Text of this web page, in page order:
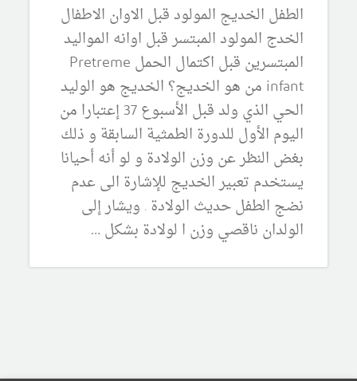
الطفل الخديج المولود قبل الاوان الاطفال
الخدج المولود المبتسر قبل اوانه المواليد
المبتسرين قبل اكتمال الحمل Pretreme
infant من هو الخديج؟ الخديج هو الوليد
الحي الذي ولد قبل الأسبوع 37 إعتبارا من
اليوم الأول للدورة الطمثية السابقة و ذلك
بغض النظر عن وزن الولادة و لو أنه أحيانا
يستخدم تعبير الخديج للإشارة الى عدم
نضج الطفل حديث الولادة . ويشار إلى
الولدان ناقصي وزن ا لولادة بشكل …